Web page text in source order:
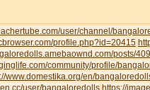
user/channel/
profile.php?id=20415
posts/
community/profile/
www.domestika.org/en/
user/bangaloredolls https://